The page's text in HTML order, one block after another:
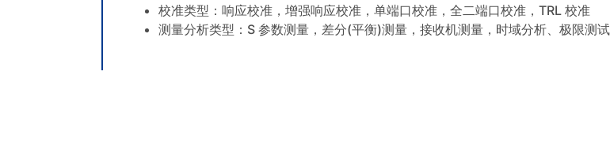
校准类型：响应校准，增强响应校准，单端口校准，全二端口校准，TRL 校准
测量分析类型：S 参数测量，差分(平衡)测量，接收机测量，时域分析、极限测